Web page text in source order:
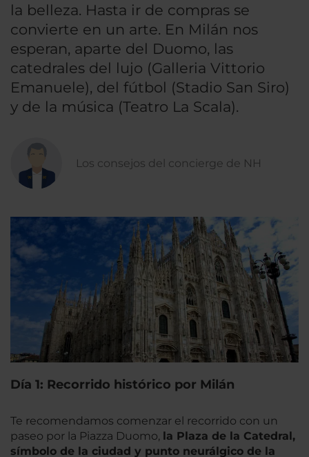
la belleza. Hasta ir de compras se
convierte en un arte. En Milán nos
esperan, aparte del Duomo, las
catedrales del lujo (Galleria Vittorio
Emanuele), del fútbol (Stadio San Siro)
y de la música (Teatro La Scala).
Los consejos del concierge de NH
Día 1: Recorrido histórico por Milán
Te recomendamos comenzar el recorrido con un
paseo por la Piazza Duomo, la Plaza de la Catedral,
símbolo de la ciudad y punto neurálgico de la